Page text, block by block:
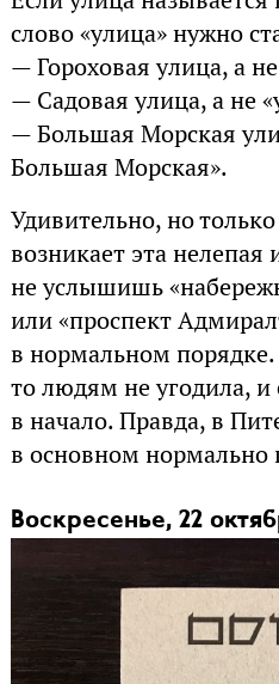
слово «улица» нужно
— Гороховая улица, а
— Садовая улица, а не
— Большая Морская
Большая Морская».
Удивительно, но
возникает эта нелепая
не услышишь
или «проспект
в нормальном
то людям не угодила, и
в начало. Правда, в
в основном нормально
Воскресенье, 22